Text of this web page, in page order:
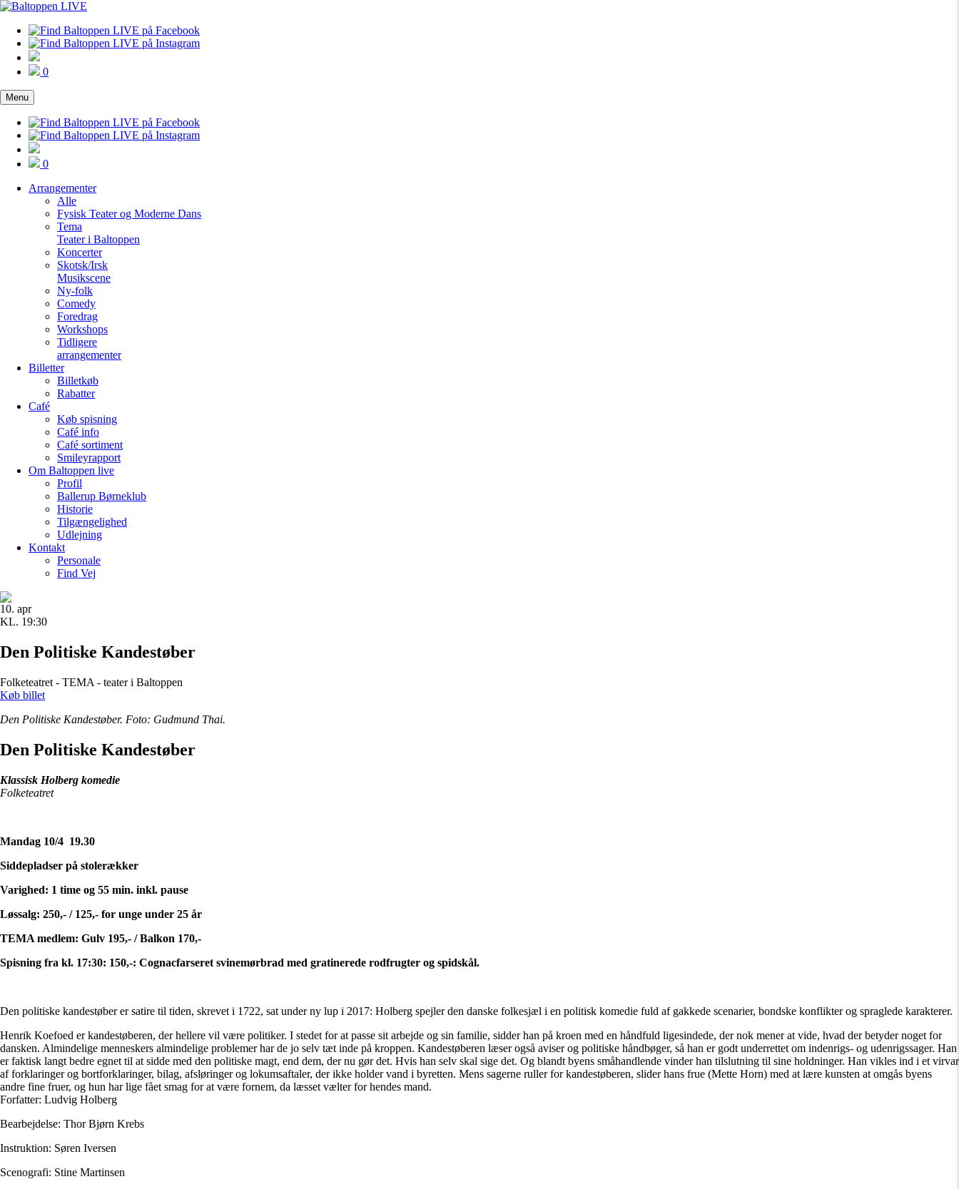
0
Menu
0
Arrangementer
Alle
Fysisk Teater og Moderne Dans
Tema
Teater i Baltoppen
Koncerter
Skotsk/Irsk
Musikscene
Ny-folk
Comedy
Foredrag
Workshops
Tidligere
arrangementer
Billetter
Billetkøb
Rabatter
Café
Køb spisning
Café info
Café sortiment
Smileyrapport
Om Baltoppen live
Profil
Ballerup Børneklub
Historie
Tilgængelighed
Udlejning
Kontakt
Personale
Find Vej
10. apr
KL. 19:30
Den Politiske Kandestøber
Folketeatret - TEMA - teater i Baltoppen
Køb billet
Den Politiske Kandestøber. Foto: Gudmund Thai.
Den Politiske Kandestøber
Klassisk Holberg komedie
Folketeatret
Mandag 10/4 19.30
Siddepladser på stolerækker
Varighed: 1 time og 55 min. inkl. pause
Løssalg: 250,- / 125,- for unge under 25 år
TEMA medlem: Gulv 195,- / Balkon 170,-
Spisning fra kl. 17:30: 150,-: Cognacfarseret svinemørbrad med gratinerede rodfrugter og spidskål.
Den politiske kandestøber er satire til tiden, skrevet i 1722, sat under ny lup i 2017: Holberg spejler den danske folkesjæl i en politisk komedie fuld af gakkede scenarier, bondske konflikter og spraglede karakterer.
Henrik Koefoed er kandestøberen, der hellere vil være politiker. I stedet for at passe sit arbejde og sin familie, sidder han på kroen med en håndfuld ligesindede, der nok mener at vide, hvad der betyder noget for
dansken. Almindelige menneskers almindelige problemer har de jo selv tæt inde på kroppen. Kandestøberen læser også aviser og politiske håndbøger, så han er godt underrettet om indenrigs- og udenrigssager. Han
er faktisk langt bedre egnet til at sidde med den politiske magt, end dem, der nu gør det. Hvis han selv skal sige det. Og blandt byens småhandlende vinder han tilslutning til sine holdninger. Han vikles ind i et virvar
af forklaringer og bortforklaringer, bilag, afsløringer og lokumsaftaler, der ikke holder vand i byretten. Mens sagerne ruller for kandestøberen, slider hans frue (Mette Horn) med at lære kunsten at omgås byens
andre fine fruer, og hun har lige fået smag for at være fornem, da læsset vælter for hendes mand.
Forfatter: Ludvig Holberg
Bearbejdelse: Thor Bjørn Krebs
Instruktion: Søren Iversen
Scenografi: Stine Martinsen